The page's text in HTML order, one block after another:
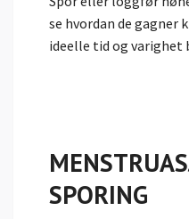
se hvordan de gagner
ideelle tid og varighet
SPORING